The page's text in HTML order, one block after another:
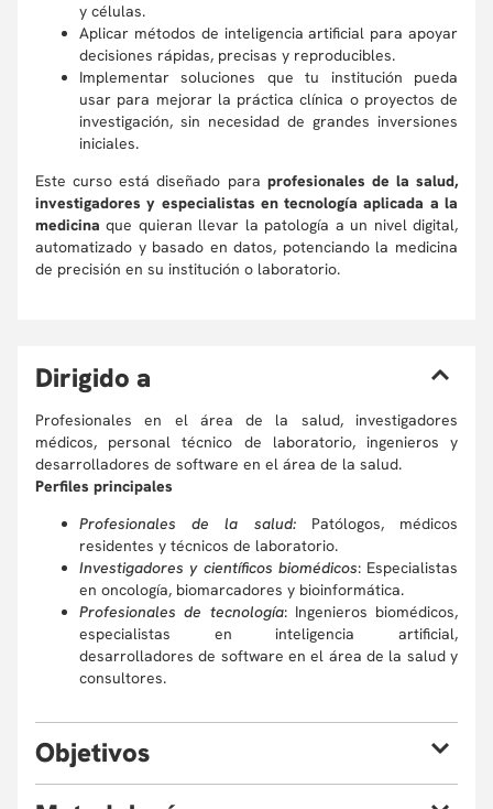
y células.
Aplicar métodos de inteligencia artificial para apoyar
decisiones rápidas, precisas y reproducibles.
Implementar soluciones que tu institución pueda
usar para mejorar la práctica clínica o proyectos de
investigación, sin necesidad de grandes inversiones
iniciales.
Este curso está diseñado para profesionales de la salud,
investigadores y especialistas en tecnología aplicada a la
medicinaque quieran llevar la patología a un nivel digital,
automatizado y basado en datos, potenciando la medicina
de precisión en su institución o laboratorio.
Dirigido a
Profesionales en el área de la salud, investigadores
médicos, personal técnico de laboratorio, ingenieros y
desarrolladores de software en el área de la salud.
Perfiles principales
Profesionales de la salud:Patólogos, médicos
residentes y técnicos de laboratorio.
Investigadores y científicos biomédicos: Especialistas
en oncología, biomarcadores y bioinformática.
Profesionales de tecnología: Ingenieros biomédicos,
especialistas en inteligencia artificial,
desarrolladores de software en el área de la salud y
consultores.
Objetivos